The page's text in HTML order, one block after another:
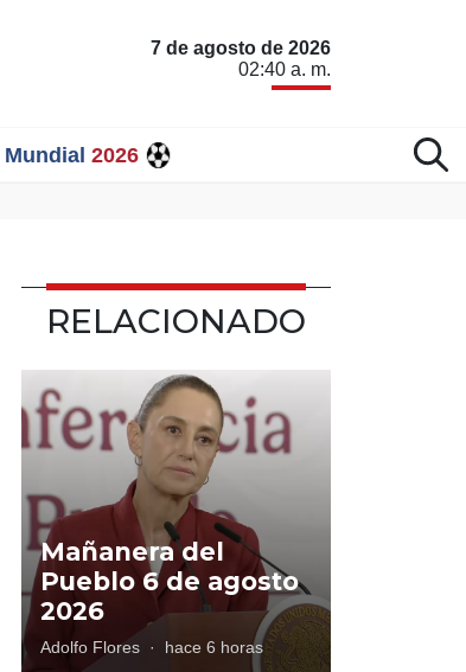
7 de agosto de 2026
02:40 a. m.
Mundial 2026
RELACIONADO
Mañanera del
Pueblo 6 de agosto
2026
Adolfo Flores · hace 6 horas